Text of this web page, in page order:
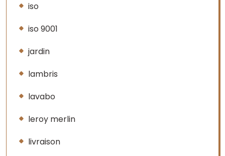
iso
iso 9001
jardin
lambris
lavabo
leroy merlin
livraison